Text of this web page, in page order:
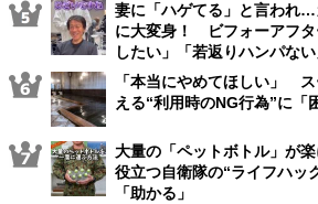
妻に「ハゲてる」と言われ
に大変身！ ビフォーアフタ
したい」「若返りハンパない
「本当にやめてほしい」
える“利用時のNG行為”に「
大量の「ペットボトル」が
役立つ自衛隊の“ライフハッ
「助かる」